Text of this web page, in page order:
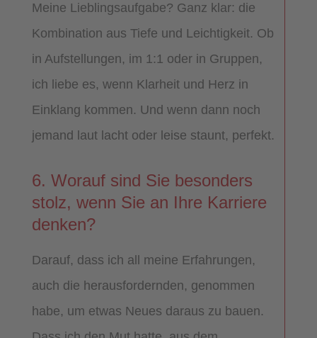
Meine Lieblingsaufgabe? Ganz klar: die
Kombination aus Tiefe und Leichtigkeit. Ob
in Aufstellungen, im 1:1 oder in Gruppen,
ich liebe es, wenn Klarheit und Herz in
Einklang kommen. Und wenn dann noch
jemand laut lacht oder leise staunt, perfekt.
6. Worauf sind Sie besonders
stolz, wenn Sie an Ihre Karriere
denken?
Darauf, dass ich all meine Erfahrungen,
auch die herausfordernden, genommen
habe, um etwas Neues daraus zu bauen.